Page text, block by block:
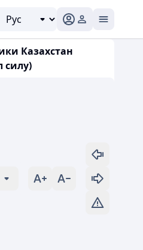
Казахстан
силу)